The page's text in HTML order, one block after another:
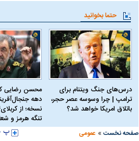
حتما بخوانید
درس‌های جنگ ویتنام برای
ترامپ | چرا وسوسه عصر حجر،
باتلاق امریکا خواهد شد؟
محسن رضایی
دهه
تنگه هرمز و
صفحه نخست » عمومی